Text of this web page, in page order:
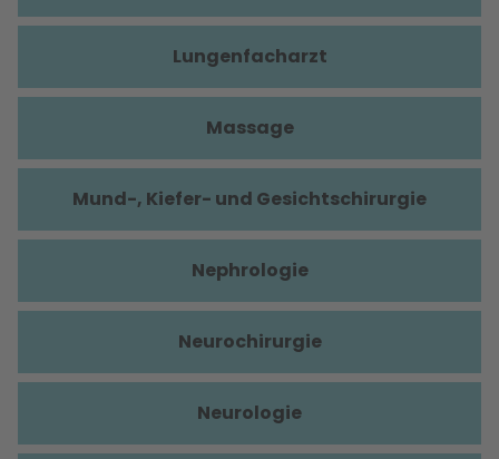
Lungenfacharzt
Massage
Mund-, Kiefer- und Gesichtschirurgie
Nephrologie
Neurochirurgie
Neurologie